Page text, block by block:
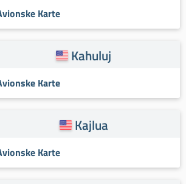
Karte
Kahuluj
Karte
Kajlua
Karte